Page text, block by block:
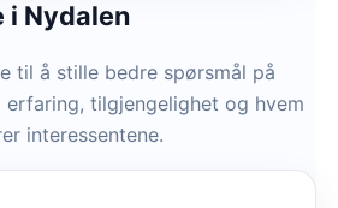
i Nydalen
til å stille bedre spørsmål på
tilgjengelighet og hvem
interessentene.